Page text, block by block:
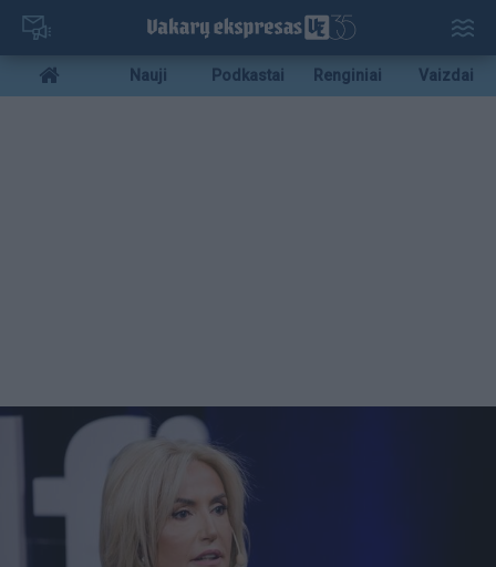
Pereiti
pagrindinį
turinį
Mobile
menu
Nauji Podkastai Renginiai Vaizdai